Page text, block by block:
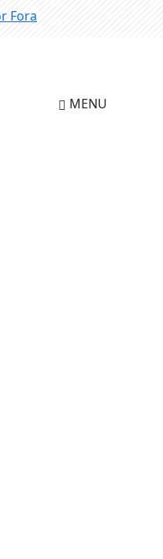
MENU